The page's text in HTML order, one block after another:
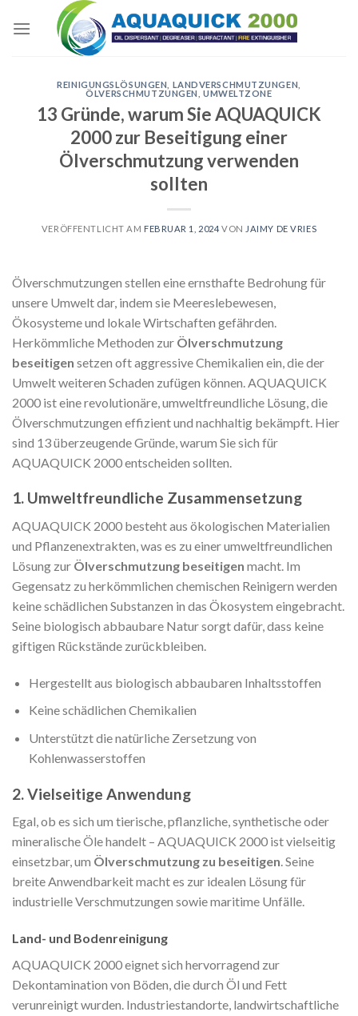
REINIGUNGSLÖSUNGEN LANDVERSCHMUTZUNGEN
ÖLVERSCHMUTZUNGEN
,UMWELTZONE
13 Gründe, warum Sie AQUAQUICK
2000 zur Beseitigung einer
Ölverschmutzung verwenden
sollten
VERÖFFENTLICHT AM FEBRUAR 1, 2024 VON JAIMY DE VRIES
Ölverschmutzungen stellen eine ernsthafte Bedrohung für
unsere Umwelt dar, indem sie Meereslebewesen,
Ökosysteme und lokale Wirtschaften gefährden.
Herkömmliche Methoden zur Ölverschmutzung
beseitigen setzen oft aggressive Chemikalien ein, die der
Umwelt weiteren Schaden zufügen können. AQUAQUICK
2000 ist eine revolutionäre, umweltfreundliche Lösung, die
Ölverschmutzungen effizient und nachhaltig bekämpft. Hier
sind 13 überzeugende Gründe, warum Sie sich für
AQUAQUICK 2000 entscheiden sollten.
1. Umweltfreundliche Zusammensetzung
AQUAQUICK 2000 besteht aus ökologischen Materialien
und Pflanzenextrakten, was es zu einer umweltfreundlichen
Lösung zur Ölverschmutzung beseitigen macht. Im
Gegensatz zu herkömmlichen chemischen Reinigern werden
keine schädlichen Substanzen in das Ökosystem eingebracht.
Seine biologisch abbaubare Natur sorgt dafür, dass keine
giftigen Rückstände zurückbleiben.
Hergestellt aus biologisch abbaubaren Inhaltsstoffen
Keine schädlichen Chemikalien
Unterstützt die natürliche Zersetzung von
Kohlenwasserstoffen
2. Vielseitige Anwendung
Egal, ob es sich um tierische, pflanzliche, synthetische oder
mineralische Öle handelt – AQUAQUICK 2000 ist vielseitig
einsetzbar, um Ölverschmutzung zu beseitigen. Seine
breite Anwendbarkeit macht es zur idealen Lösung für
industrielle Verschmutzungen sowie maritime Unfälle.
Land- und Bodenreinigung
AQUAQUICK 2000 eignet sich hervorragend zur
Dekontamination von Böden, die durch Öl und Fett
verunreinigt wurden. Industriestandorte, landwirtschaftliche